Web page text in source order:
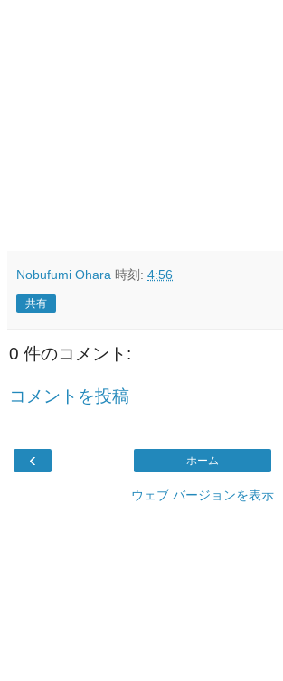
Nobufumi Ohara 時刻: 4:56
共有
0 件のコメント:
コメントを投稿
‹ ホーム
ウェブ バージョンを表示